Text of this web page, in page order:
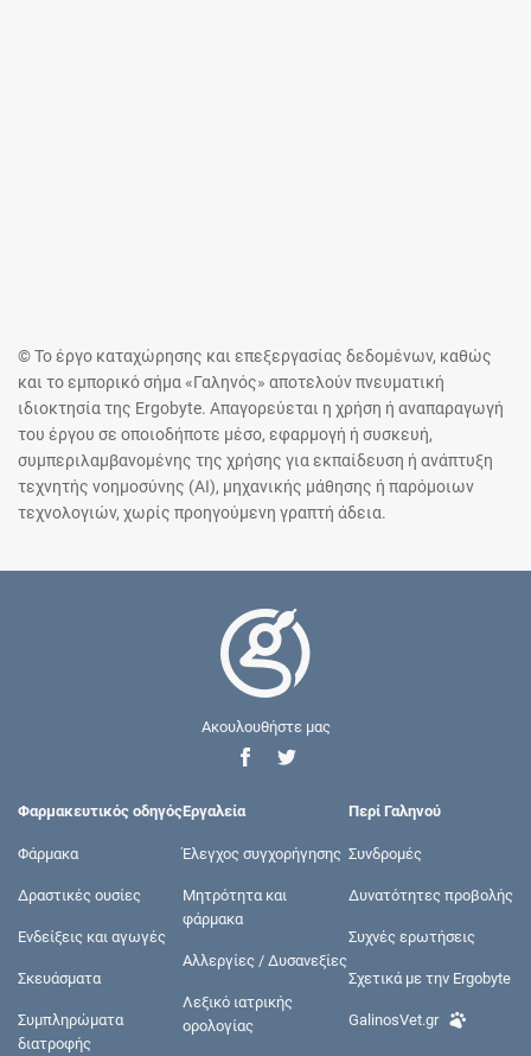
© Το έργο καταχώρησης και επεξεργασίας δεδομένων, καθώς
και το εμπορικό σήμα «Γαληνός» αποτελούν πνευματική
ιδιοκτησία της Ergobyte. Απαγορεύεται η χρήση ή αναπαραγωγή
του έργου σε οποιοδήποτε μέσο, εφαρμογή ή συσκευή,
συμπεριλαμβανομένης της χρήσης για εκπαίδευση ή ανάπτυξη
τεχνητής νοημοσύνης (AI), μηχανικής μάθησης ή παρόμοιων
τεχνολογιών, χωρίς προηγούμενη γραπτή άδεια.
Ακουλουθήστε μας
Φαρμακευτικός οδηγός
Φάρμακα
Δραστικές ουσίες
Ενδείξεις και αγωγές
Σκευάσματα
Συμπληρώματα
διατροφής
Εργαλεία
Έλεγχος συγχορήγησης
Μητρότητα και
φάρμακα
Αλλεργίες / Δυσανεξίες
Λεξικό ιατρικής
ορολογίας
Περί Γαληνού
Συνδρομές
Δυνατότητες προβολής
Συχνές ερωτήσεις
Σχετικά με την Ergobyte
GalinosVet.gr